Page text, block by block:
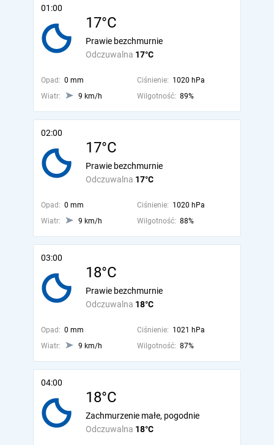
01:00
17°C
Odczuwalna 17°C
Prawie bezchmurnie
Opad: 0 mm Ciśnienie: 1020 hPa
Wiatr:
9 km/h Wilgotność: 89%
02:00
17°C
Odczuwalna 17°C
Prawie bezchmurnie
Opad: 0 mm Ciśnienie: 1020 hPa
Wiatr:
9 km/h Wilgotność: 88%
03:00
18°C
Odczuwalna 18°C
Prawie bezchmurnie
Opad: 0 mm Ciśnienie: 1021 hPa
Wiatr:
9 km/h Wilgotność: 87%
04:00
18°C
Odczuwalna 18°C
Zachmurzenie małe, pogodnie